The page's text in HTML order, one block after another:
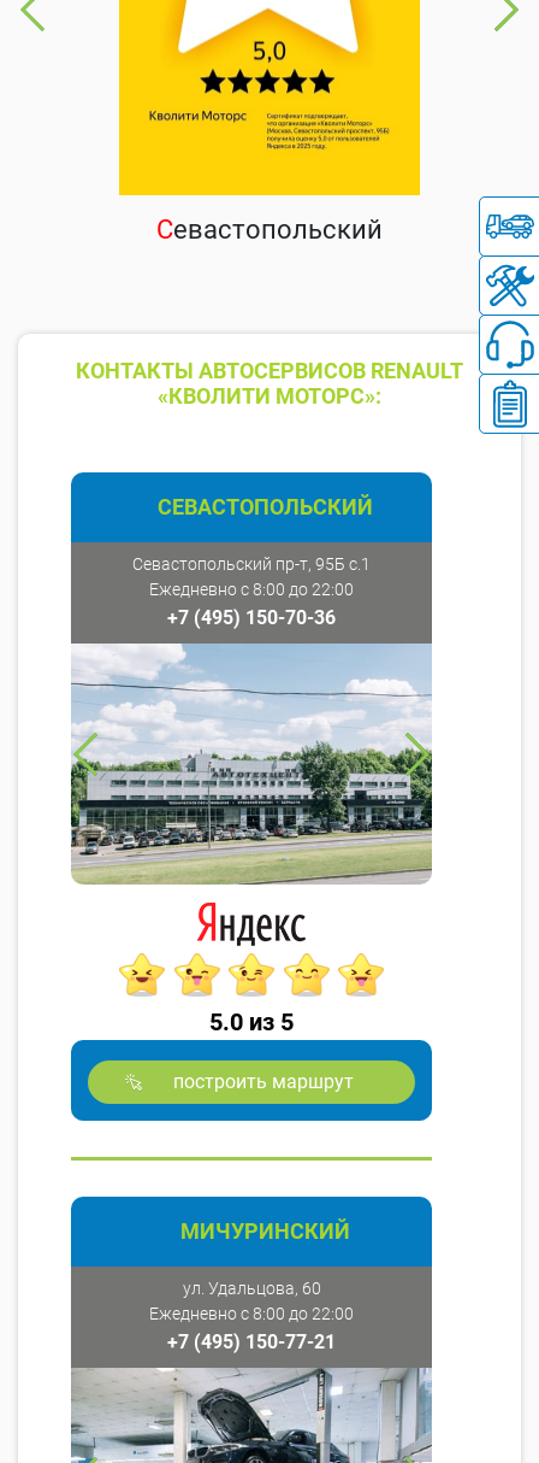
Севастопольский
КОНТАКТЫ АВТОСЕРВИСОВ RENAULT
«КВОЛИТИ МОТОРС»:
СЕВАСТОПОЛЬСКИЙ
Севастопольский пр-т, 95Б с.1
Ежедневно с 8:00 до 22:00
+7 (495) 150-70-36
5.0 из 5
построить маршрут
МИЧУРИНСКИЙ
ул. Удальцова, 60
Ежедневно с 8:00 до 22:00
+7 (495) 150-77-21